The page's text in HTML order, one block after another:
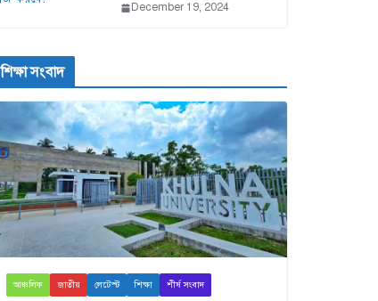
December 19, 2024
শিক্ষা সংবাদ
আঞ্চলিক জাতীয় লেটেস্ট শিক্ষা শীর্ষ সংবাদ